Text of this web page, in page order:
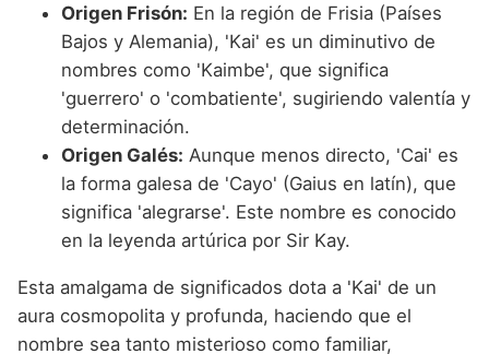
Origen Frisón: En la región de Frisia (Países
Bajos y Alemania), 'Kai' es un diminutivo de
nombres como 'Kaimbe', que significa
'guerrero' o 'combatiente', sugiriendo valentía y
determinación.
Origen Galés: Aunque menos directo, 'Cai' es
la forma galesa de 'Cayo' (Gaius en latín), que
significa 'alegrarse'. Este nombre es conocido
en la leyenda artúrica por Sir Kay.
Esta amalgama de significados dota a 'Kai' de un
aura cosmopolita y profunda, haciendo que el
nombre sea tanto misterioso como familiar,